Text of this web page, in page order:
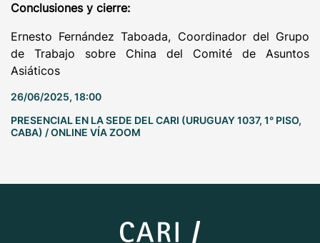
Conclusiones y cierre:
Ernesto Fernández Taboada, Coordinador del Grupo
de Trabajo sobre China del Comité de Asuntos
Asiáticos
26/06/2025, 18:00
PRESENCIAL EN LA SEDE DEL CARI (URUGUAY 1037, 1° PISO,
CABA) / ONLINE VÍA ZOOM